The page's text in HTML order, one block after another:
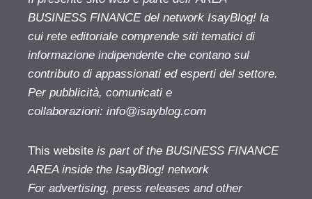
BUSINESS FINANCE del network IsayBlog! la
cui rete editoriale comprende siti tematici di
informazione indipendente che contano sul
contributo di appassionati ed esperti del settore.
Per pubblicità, comunicati e
collaborazioni: info@isayblog.com
This website is part of the BUSINESS FINANCE
AREA inside the IsayBlog! network
For advertising, press releases and other